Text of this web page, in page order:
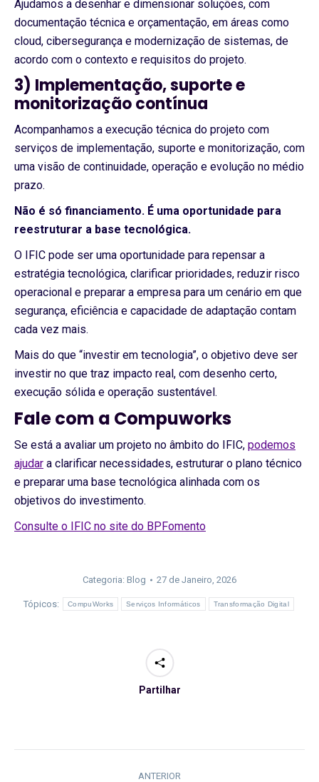
Ajudamos a desenhar e dimensionar soluções, com
documentação técnica e orçamentação, em áreas como
cloud, cibersegurança e modernização de sistemas, de
acordo com o contexto e requisitos do projeto.
3) Implementação, suporte e
monitorização contínua
Acompanhamos a execução técnica do projeto com
serviços de implementação, suporte e monitorização, com
uma visão de continuidade, operação e evolução no médio
prazo.
Não é só financiamento. É uma oportunidade para
reestruturar a base tecnológica.
O IFIC pode ser uma oportunidade para repensar a
estratégia tecnológica, clarificar prioridades, reduzir risco
operacional e preparar a empresa para um cenário em que
segurança, eficiência e capacidade de adaptação contam
cada vez mais.
Mais do que “investir em tecnologia”, o objetivo deve ser
investir no que traz impacto real, com desenho certo,
execução sólida e operação sustentável.
Fale com a Compuworks
Se está a avaliar um projeto no âmbito do IFIC, podemos
ajudar a clarificar necessidades, estruturar o plano técnico
e preparar uma base tecnológica alinhada com os
objetivos do investimento.
Consulte o IFIC no site do BPFomento
Categoria: Blog 27 de Janeiro, 2026
Tópicos: CompuWorks Serviços Informáticos Transformação Digital
Partilhar
Navegação
ANTERIOR